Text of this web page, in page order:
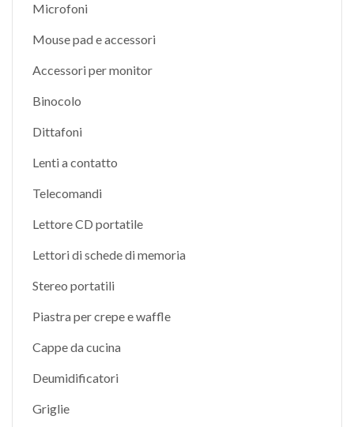
Microfoni
Mouse pad e accessori
Accessori per monitor
Binocolo
Dittafoni
Lenti a contatto
Telecomandi
Lettore CD portatile
Lettori di schede di memoria
Stereo portatili
Piastra per crepe e waffle
Cappe da cucina
Deumidificatori
Griglie